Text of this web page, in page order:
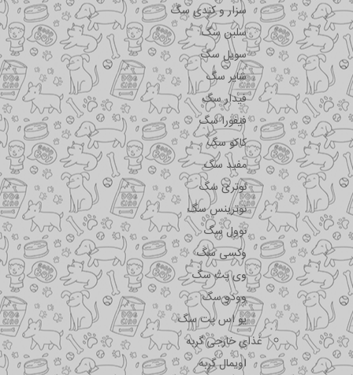
سزار و کندی سگ
سلبن سگ
سویل سگ
شایر سگ
فیدار سگ
فیفورا سگ
کاکو سگ
مفید سگ
نوتری سگ
نوترینس سگ
نوول سگ
وکسی سگ
وی پت سگ
وودو سگ
یو اس پت سگ
غذای خارجی گربه
اویمال گربه